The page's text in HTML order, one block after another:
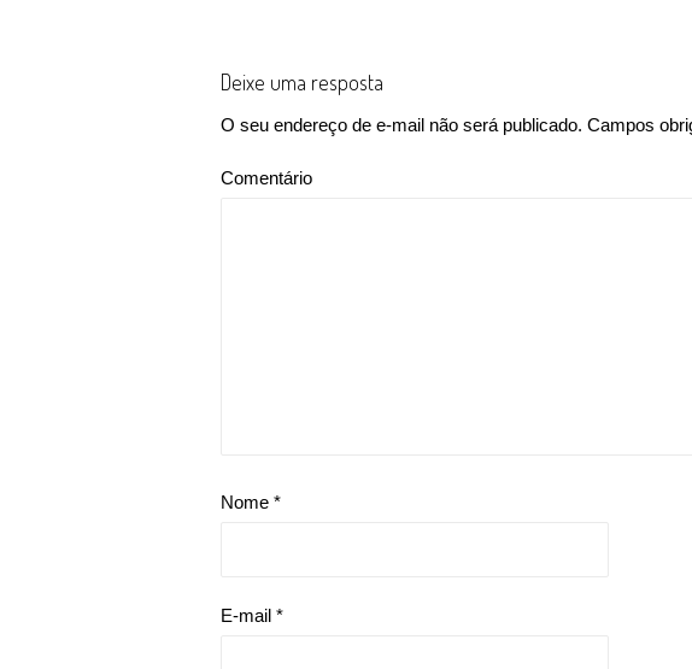
Deixe uma resposta
O seu endereço de e-mail não será publicado. Campos
Comentário
Nome *
E-mail *